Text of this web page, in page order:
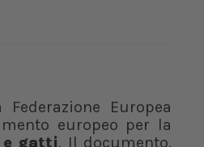
Europea
europeo per la
gatti. Il documento,